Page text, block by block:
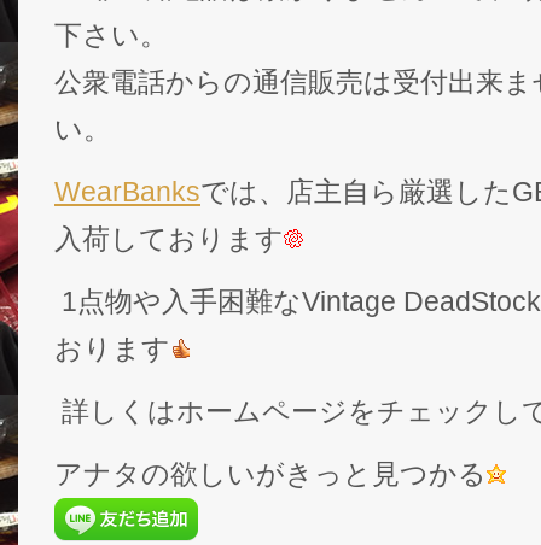
下さい。
公衆電話からの通信販売は受付出来
い。
WearBanksでは、店主自ら厳選した
入荷しております
1点物や入手困難なVintage
おります
詳しくはホームページをチェックし
アナタの欲しいがきっと見つかる